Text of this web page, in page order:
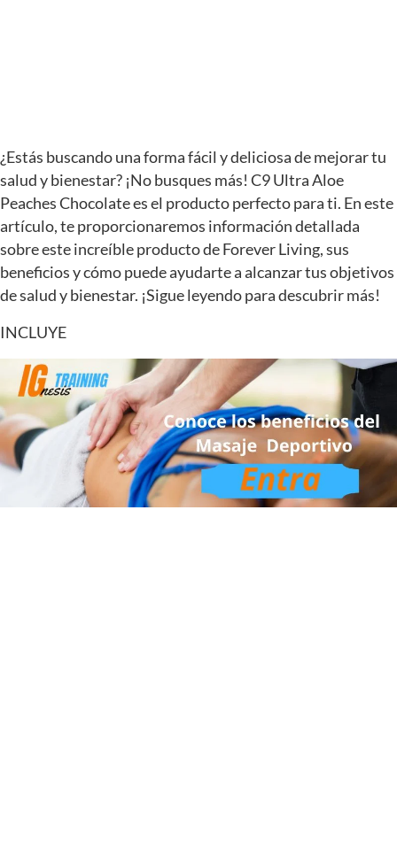
¿Estás buscando una forma fácil y deliciosa de mejorar tu
salud y bienestar? ¡No busques más! C9 Ultra Aloe
Peaches Chocolate es el producto perfecto para ti. En este
artículo, te proporcionaremos información detallada
sobre este increíble producto de Forever Living, sus
beneficios y cómo puede ayudarte a alcanzar tus objetivos
de salud y bienestar. ¡Sigue leyendo para descubrir más!
INCLUYE